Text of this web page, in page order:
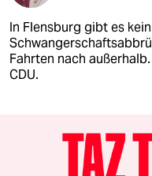
In Flensburg gibt es
Fahrten nach
CDU.